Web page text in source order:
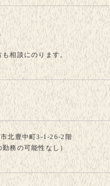
も相談にのります。
北豊中町3-1-26-2階
務の可能性なし）